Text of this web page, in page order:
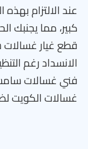
عند الالتزام
كبير، مما يجنبك
قطع غيار
الانسداد رغم
فني غسالات
غسالات الكويت